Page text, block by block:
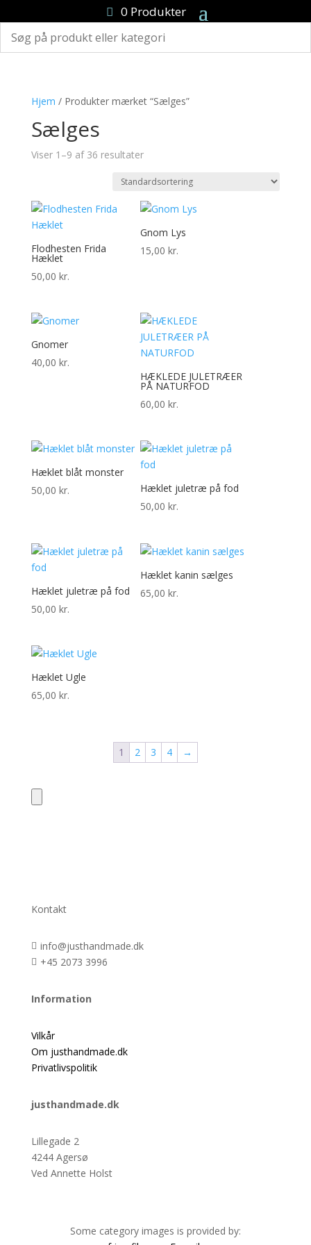
0 Produkter
Hjem / Produkter mærket “Sælges”
Sælges
Viser 1–9 af 36 resultater
Flodhesten Frida
Hæklet
50,00 kr.
Gnom Lys
15,00kr.
Gnomer
40,00 kr.
HÆKLEDE JULETRÆER
PÅ NATURFOD
60,00kr.
Hæklet blåt monster
50,00 kr.
Hæklet juletræ på fod
50,00kr.
Hæklet juletræ på fod
50,00 kr.
Hæklet kanin sælges
65,00kr.
Hæklet Ugle
65,00 kr.
1 2 3 4 →
Kontakt
 info@justhandmade.dk
 +45 2073 3996
Information
Vilkår
Om justhandmade.dk
Privatlivspolitik
justhandmade.dk
Lillegade 2
4244 Agersø
Ved Annette Holst
Some category images is provided by: